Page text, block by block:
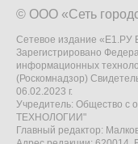
© ООО «Сеть
Сетевое издание «Е1.РУ
Зарегистрировано
информационных
(Роскомнадзор)
06.02.2023 г.
Учредитель: Общество с
ТЕХНОЛОГИИ"
Главный редактор: